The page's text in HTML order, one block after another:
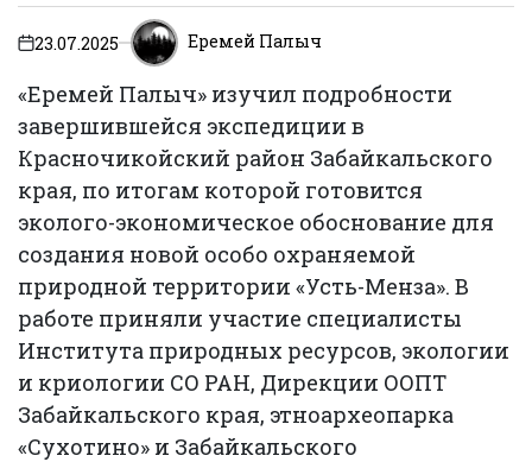
on23.07.2025 Еремей Палыч
«Еремей Палыч» изучил подробности
завершившейся экспедиции в
Красночикойский район Забайкальского
края, по итогам которой готовится
эколого-экономическое обоснование для
создания новой особо охраняемой
природной территории «Усть-Менза». В
работе приняли участие специалисты
Института природных ресурсов, экологии
и криологии СО РАН, Дирекции ООПТ
Забайкальского края, этноархеопарка
«Сухотино» и Забайкальского